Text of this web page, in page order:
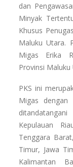
dan
Minyak
Khusus
Maluku Utara.
Migas Erika
Provinsi Maluku
PKS ini
Migas dengan
Kepulauan
Tenggara
Timur, Jawa
Kalimantan